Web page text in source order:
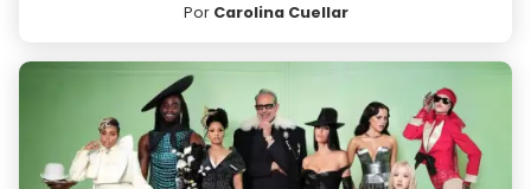
Por Carolina Cuellar